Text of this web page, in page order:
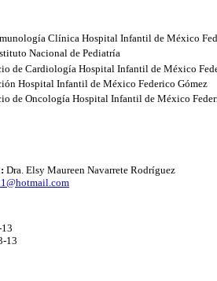
Clínica Hospital Infantil de México
Nacional de Pediatría
de Cardiología Hospital Infantil de México
Hospital Infantil de México Federico Gómez
de Oncología Hospital Infantil de México
Dra. Elsy Maureen Navarrete Rodríguez
13